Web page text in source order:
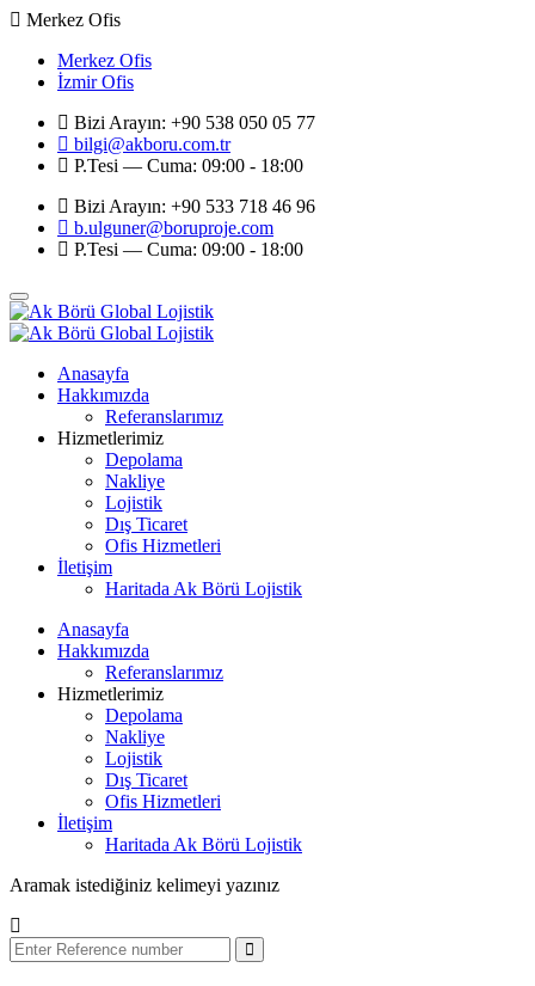
Merkez Ofis
Merkez Ofis
İzmir Ofis
Bizi Arayın: +90 538 050 05 77
bilgi@akboru.com.tr
P.Tesi — Cuma: 09:00 - 18:00
Bizi Arayın: +90 533 718 46 96
b.ulguner@boruproje.com
P.Tesi — Cuma: 09:00 - 18:00
Anasayfa
Hakkımızda
Referanslarımız
Hizmetlerimiz
Depolama
Nakliye
Lojistik
Dış Ticaret
Ofis Hizmetleri
İletişim
Haritada Ak Börü Lojistik
Anasayfa
Hakkımızda
Referanslarımız
Hizmetlerimiz
Depolama
Nakliye
Lojistik
Dış Ticaret
Ofis Hizmetleri
İletişim
Haritada Ak Börü Lojistik
Aramak istediğiniz kelimeyi yazınız